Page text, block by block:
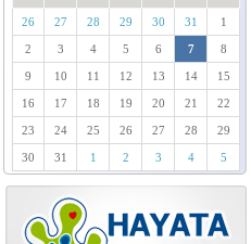
26 27 28 29 30 31 1
2 3 4 5 6 7 8
9 10 11 12 13 14 15
16 17 18 19 20 21 22
23 24 25 26 27 28 29
30 31 1 2 3 4 5